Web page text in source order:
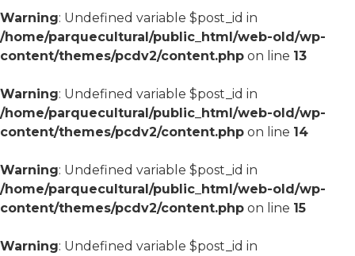
Warning: Undefined variable $post_id in
/home/parquecultural/public_html/web-old/wp-
content/themes/pcdv2/content.php on line 13
Warning: Undefined variable $post_id in
/home/parquecultural/public_html/web-old/wp-
content/themes/pcdv2/content.php on line 14
Warning: Undefined variable $post_id in
/home/parquecultural/public_html/web-old/wp-
content/themes/pcdv2/content.php on line 15
Warning: Undefined variable $post_id in